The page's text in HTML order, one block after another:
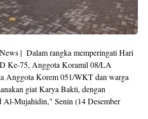
| Dalam rangka memperingati Hari
Ke-75, Anggota Koramil 08/LA
Anggota Korem 051/WKT dan warga
giat Karya Bakti, dengan
Al-Mujahidin," Senin (14 Desember